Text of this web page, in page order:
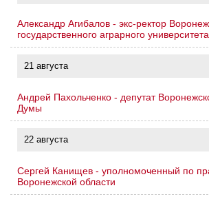
Александр Агибалов - экс-ректор
государственного аграрного
21 августа
Андрей Пахольченко - депутат
Думы
22 августа
Сергей Канищев - уполномоченный по
Воронежской области